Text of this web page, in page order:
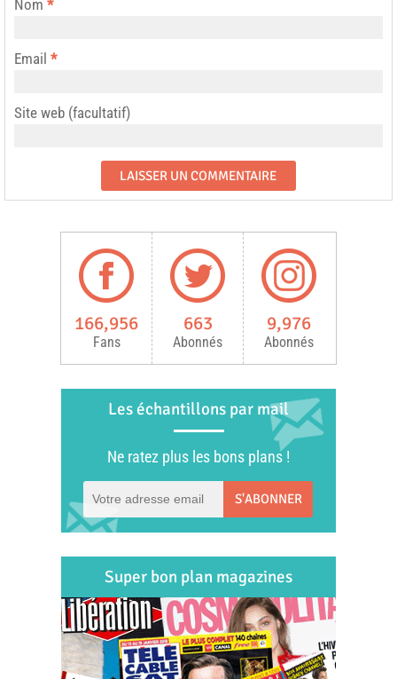
Nom *
Email *
Site web (facultatif)
166,956
Fans
663
Abonnés
9,976
Abonnés
Les échantillons par mail
Ne ratez plus les bons plans !
S'ABONNER
Super bon plan magazines